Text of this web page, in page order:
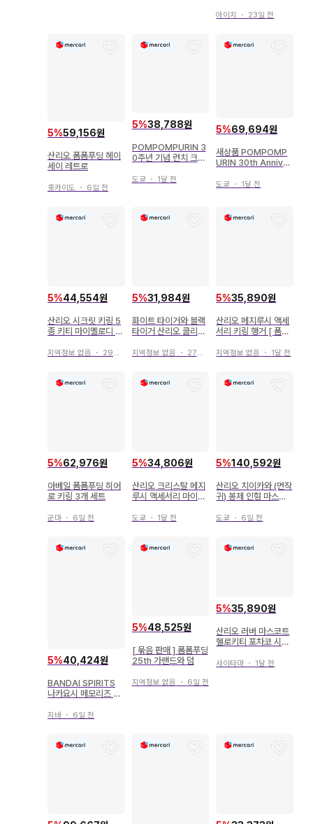
아이치 ・ 23일 전
5%59,156원
산리오 폼폼푸딩 헤이
세이 레트로
홋카이도 ・ 6일 전
5%38,788원
POMPOMPURIN 3
0주년 기념 런치 크로
도쿄 ・ 1달 전
5%69,694원
새상품 POMPOMP
URIN 30th Anniver
도쿄 ・ 1달 전
5%44,554원
산리오 시크릿 키링 5
종 키티 마이멜로디 폼
지역정보 없음 ・ 29일 전
5%31,984원
화이트 타이거와 블랙
타이거 산리오 클리어
지역정보 없음 ・ 27일 전
5%35,890원
산리오 메지루시 액세
서리 키링 행거 [ 폼폼
지역정보 없음 ・ 1달 전
5%62,976원
아베일 폼폼푸딩 히어
로 키링 3개 세트
군마 ・ 6일 전
5%34,806원
산리오 크리스탈 메지
루시 액세서리 마이멜
린
도쿄 ・ 1달 전
5%140,592원
산리오 치이카와 (먼작
귀) 봉제 인형 마스코
도쿄 ・ 6일 전
5%40,424원
BANDAI SPIRITS
나카요시 메모리즈 vo
딩~ 시나모롤
지바 ・ 6일 전
5%48,525원
[ 묶음 판매 ] 폼폼푸딩
25th 가랜드와 덤
지역정보 없음 ・ 6일 전
5%35,890원
산리오 러버 마스코트
헬로키티 포차코 시나
사이타마 ・ 1달 전